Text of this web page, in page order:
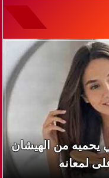
يحميه من الهيشان
لمعانه